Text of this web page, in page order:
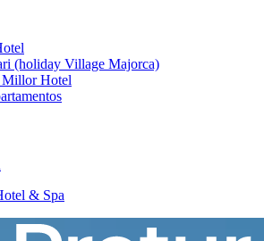
(holiday Village Majorca)
Millor Hotel
& Spa